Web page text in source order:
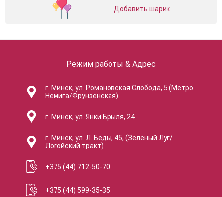
Добавить шарик
Режим работы & Адрес
г. Минск, ул. Романовская Слобода, 5 (Метро
Немига/Фрунзенская)
г. Минск, ул. Янки Брыля, 24
г. Минск, ул. Л. Беды, 45, (Зеленый Луг/
Логойский тракт)
+375 (44) 712-50-70
+375 (44) 599-35-35